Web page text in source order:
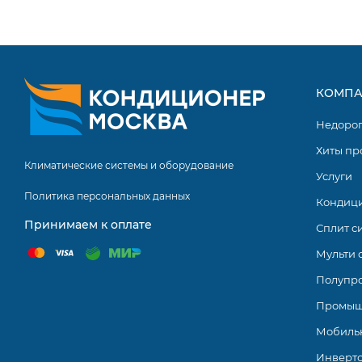
Климатические системы и оборудование
Политика персональных данных
Принимаем к оплате
Хиты
Услуги
Сплит
Мульти